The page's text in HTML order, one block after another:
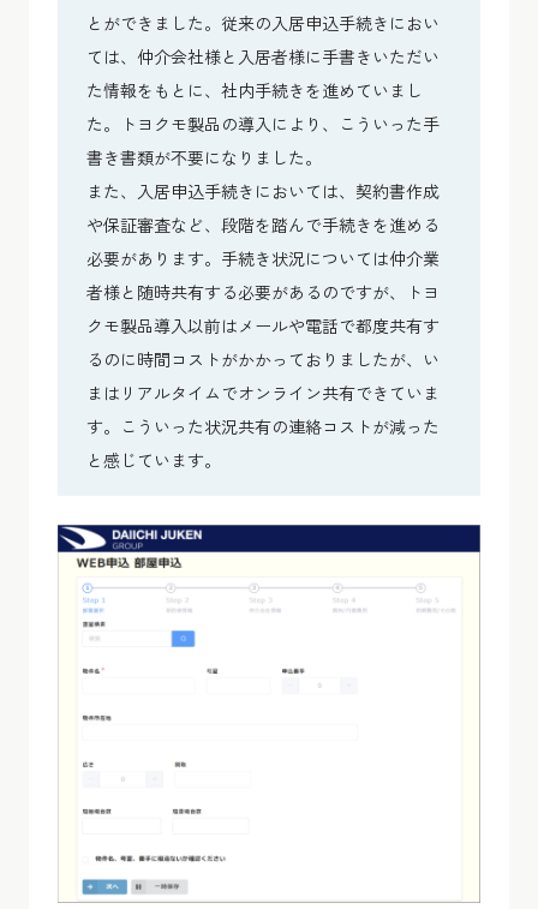
とができました。従来の入居申込手続きにおい
ては、仲介会社様と入居者様に手書きいただい
た情報をもとに、社内手続きを進めていまし
た。トヨクモ製品の導入により、こういった手
書き書類が不要になりました。
また、入居申込手続きにおいては、契約書作成
や保証審査など、段階を踏んで手続きを進める
必要があります。手続き状況については仲介業
者様と随時共有する必要があるのですが、トヨ
クモ製品導入以前はメールや電話で都度共有す
るのに時間コストがかかっておりましたが、い
まはリアルタイムでオンライン共有できていま
す。こういった状況共有の連絡コストが減った
と感じています。